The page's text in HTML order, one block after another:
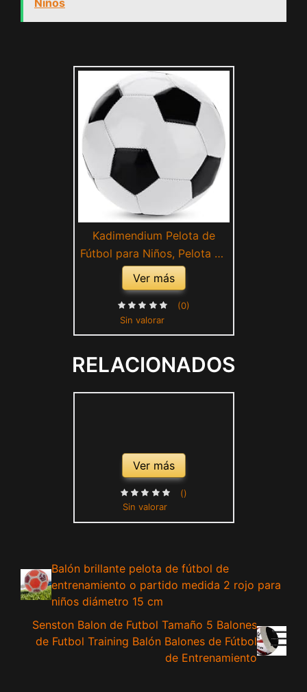
Niños
Kadimendium Pelota de
Fútbol para Niños, Pelota de
Fútbol, ​​artesanía Fina,
Estable de Baja Resistencia
para Entrenamiento de
Fútbol para Regalo
Ver más
Sin valorar
(0)
RELACIONADOS
Ver más
Sin valorar
()
Balón brillante pelota de fútbol de
entrenamiento o partido medida 2 rojo para
niños diámetro 15 cm
Senston Balon de Futbol Tamaño 5 Balones
de Futbol Training Balón Balones de Fútbol
de Entrenamiento